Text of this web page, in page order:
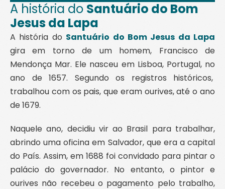
A história do Santuário do Bom
Jesus da Lapa
A história do Santuário do Bom Jesus da Lapa
gira em torno de um homem, Francisco de
Mendonça Mar. Ele nasceu em Lisboa, Portugal, no
ano de 1657. Segundo os registros históricos,
trabalhou com os pais, que eram ourives, até o ano
de 1679.
Naquele ano, decidiu vir ao Brasil para trabalhar,
abrindo uma oficina em Salvador, que era a capital
do País. Assim, em 1688 foi convidado para pintar o
palácio do governador. No entanto, o pintor e
ourives não recebeu o pagamento pelo trabalho,